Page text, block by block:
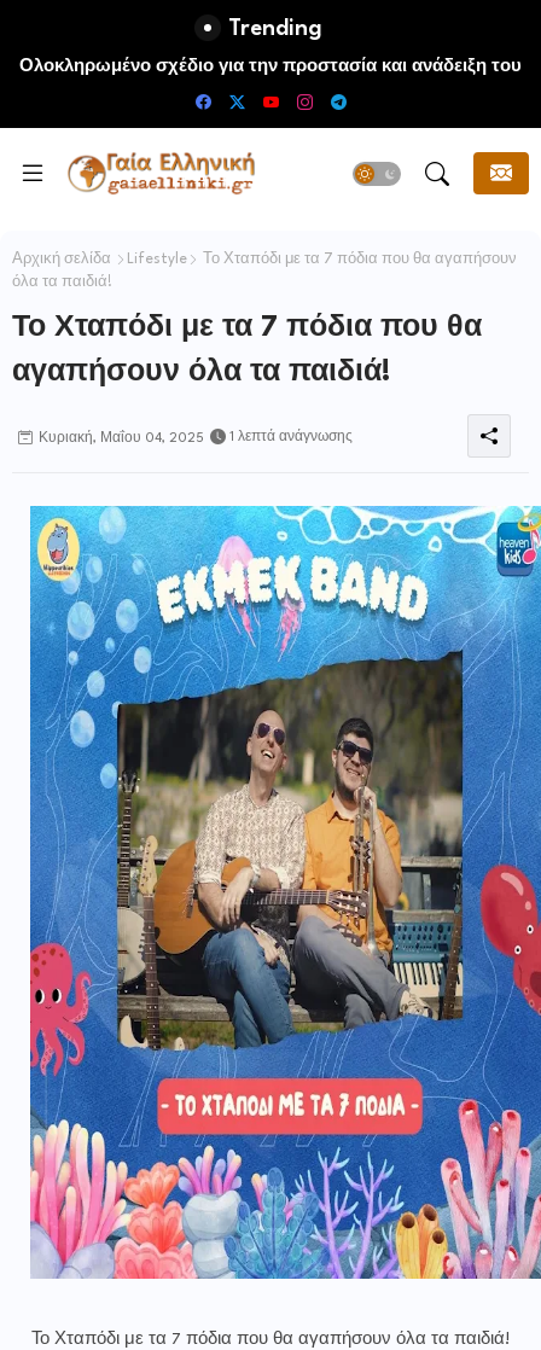
Trending
Ολοκληρωμένο σχέδιο για την προστασία και ανάδειξη του
Ραμνούντος
Αρχική σελίδα Lifestyle
Το Χταπόδι με τα 7 πόδια που θα αγαπήσουν
όλα τα παιδιά!
Το Χταπόδι με τα 7 πόδια που θα
αγαπήσουν όλα τα παιδιά!
Κυριακή, Μαΐου 04, 2025 1 λεπτά ανάγνωσης
Το Χταπόδι με τα 7 πόδια που θα αγαπήσουν όλα τα παιδιά!